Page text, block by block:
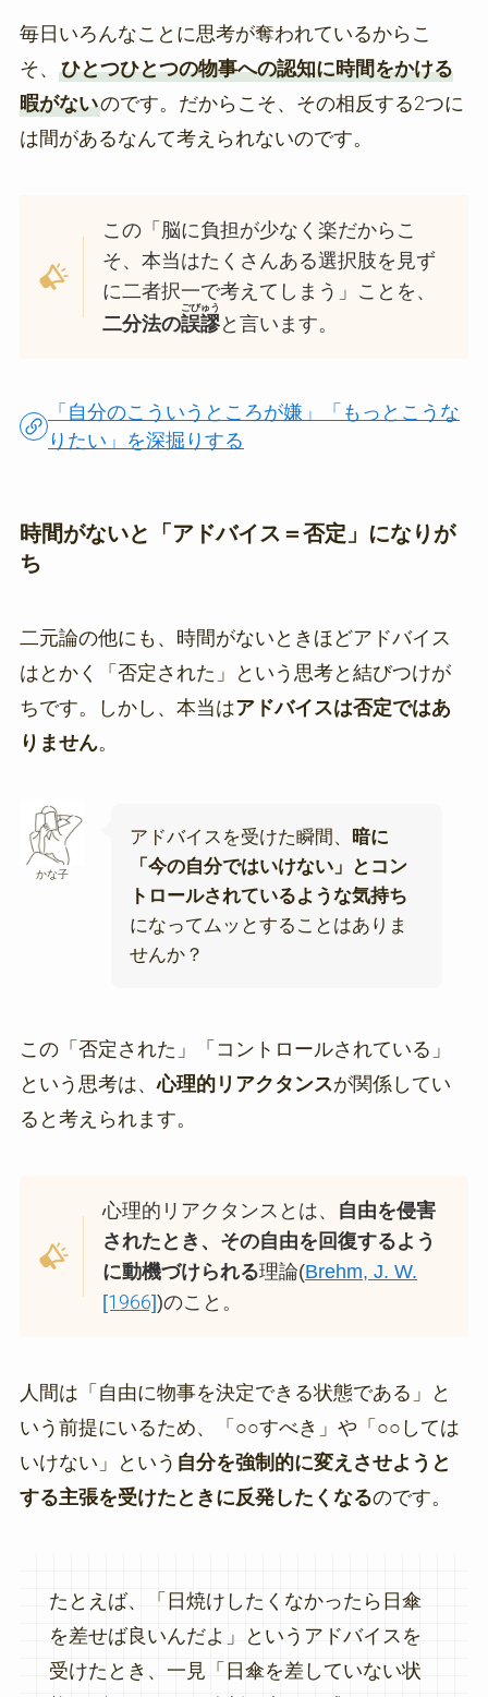
毎日いろんなことに思考が奪われているからこ
そ、 ひとつひとつの物事への認知に時間をかける
暇がないのです。だからこそ、その相反する2つに
は間があるなんて考えられないのです。
この「脳に負担が少なく楽だからこ
そ、本当はたくさんある選択肢を見ず
に二者択一で考えてしまう」ことを、
二分法の誤謬
ごびゅう
と言います。
「自分のこういうところが嫌」「もっとこうな
りたい」を深掘りする
時間がないと「アドバイス＝否定」になりが
ち
二元論の他にも、時間がないときほどアドバイス
はとかく「否定された」という思考と結びつけが
ちです。しかし、本当はアドバイスは否定ではあ
りません。
かな子
アドバイスを受けた瞬間、 暗に
「今の自分ではいけない」とコン
トロールされているような気持ち
になってムッとすることはありま
せんか？
この「否定された」「コントロールされている」
という思考は、心理的リアクタンスが関係してい
ると考えられます。
心理的リアクタンスとは、 自由を侵害
されたとき、その自由を回復するよう
に動機づけられる理論(Brehm, J. W.
[1966])のこと。
人間は「自由に物事を決定できる状態である」と
いう前提にいるため、「○○すべき」や「○○しては
いけない」という 自分を強制的に変えさせようと
する主張を受けたときに反発したくなるのです。
たとえば、「日焼けしたくなかったら日傘
を差せば良いんだよ」というアドバイスを
受けたとき、一見「日傘を差していない状